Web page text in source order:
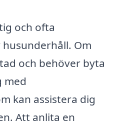
och ofta
Om
och behöver byta
med
kan assistera dig
Att anlita en